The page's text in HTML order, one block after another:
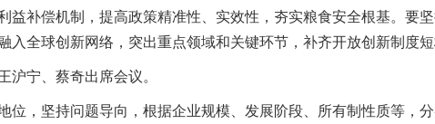
补偿机制，提高政策精准性、实效性，夯实粮食安全根基。要
全球创新网络，突出重点领域和关键环节，补齐开放创新制度短
沪宁、蔡奇出席会议。
，坚持问题导向，根据企业规模、发展阶段、所有制性质等，